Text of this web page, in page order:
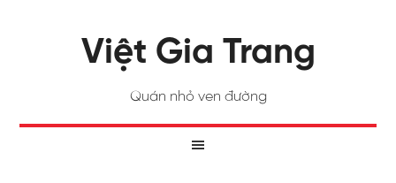
Việt Gia Trang
Quán nhỏ ven đường